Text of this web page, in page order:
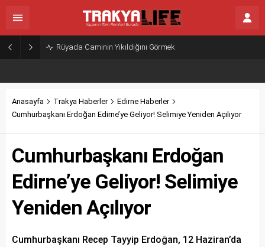
Rüyada Caminin Yıkıldığını Görmek
Anasayfa Trakya Haberler
Edirne Haberler
Cumhurbaşkanı Erdoğan Edirne’ye Geliyor! Selimiye Yeniden Açılıyor
Cumhurbaşkanı Erdoğan
Edirne’ye Geliyor! Selimiye
Yeniden Açılıyor
Cumhurbaşkanı Recep Tayyip Erdoğan, 12 Haziran’da